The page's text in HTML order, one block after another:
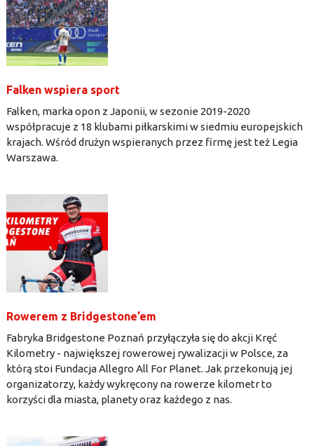
Falken wspiera sport
Falken, marka opon z Japonii, w sezonie 2019-2020
współpracuje z 18 klubami piłkarskimi w siedmiu europejskich
krajach. Wśród drużyn wspieranych przez firmę jest też Legia
Warszawa.
Rowerem z Bridgestone’em
Fabryka Bridgestone Poznań przyłączyła się do akcji Kręć
Kilometry - największej rowerowej rywalizacji w Polsce, za
którą stoi Fundacja Allegro All For Planet. Jak przekonują jej
organizatorzy, każdy wykręcony na rowerze kilometr to
korzyści dla miasta, planety oraz każdego z nas.